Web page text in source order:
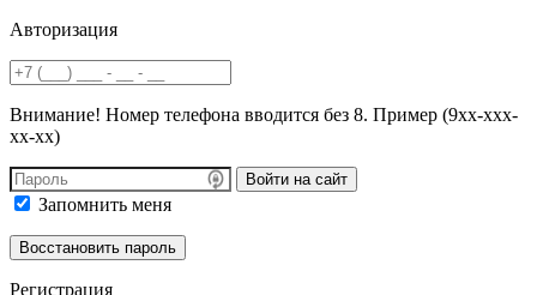
Авторизация
Внимание! Номер телефона вводится без 8. Пример (9хх-ххх-
хх-хх)
Войти на сайт
Запомнить меня
Регистрация